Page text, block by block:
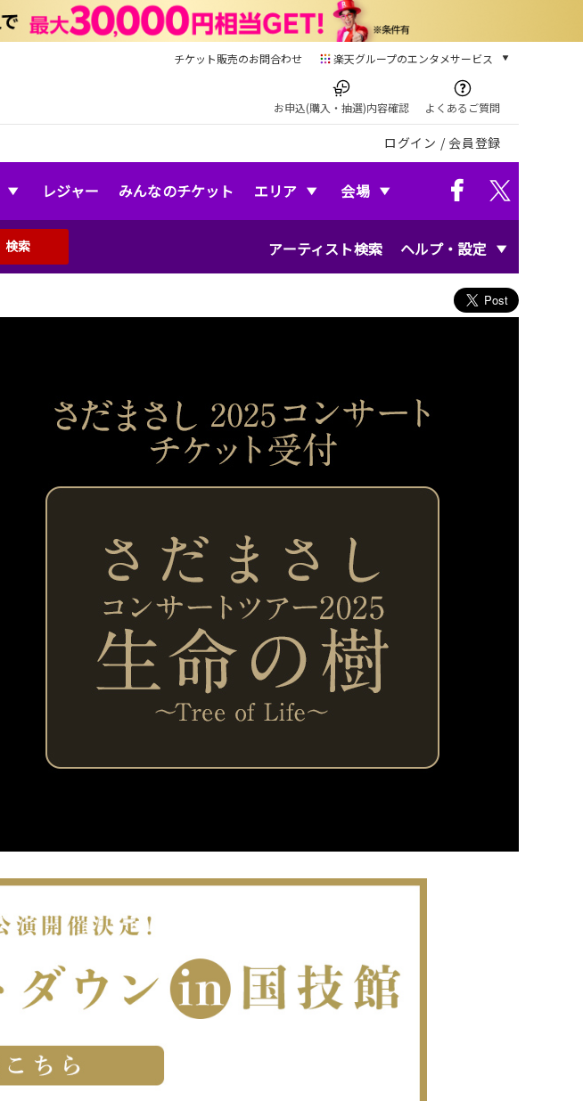
チケット販売のお問合わせ 楽天グループのエンタメサービス
本/ゲーム/CD/DVD
楽天ブックス
電子書籍
楽天Kobo
音楽配信
エンタメニュース
お申込(購入・抽選)内容確認 よくあるご質問
ログイン / 会員登録
レジャー みんなのチケット エリア 会場
アーティスト検索 ヘルプ・設定
検索